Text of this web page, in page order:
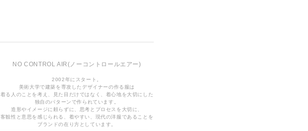
NO CONTROL AIR(ノーコントロールエアー)
2002年にスタート。
美術大学で建築を専攻したデザイナーの作る服は
着る人のことを考え、見た目だけではなく、着心地を大切にした
独自のパターンで作られています。
造形やイメージに頼らずに、思考とプロセスを大切に、
客観性と意思を感じられる、着やすい、現代の洋服であることを
ブランドの在り方としています。